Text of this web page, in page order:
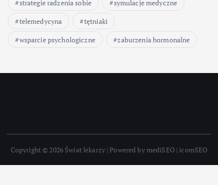
strategie radzenia sobie
symulacje medyczne
telemedycyna
tętniaki
wsparcie psychologiczne
zaburzenia hormonalne
Copyright © 2026 Świat lekarzy | Powered by mediSEO | icomSEO